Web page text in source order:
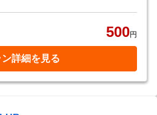
500円
ン詳細を見る